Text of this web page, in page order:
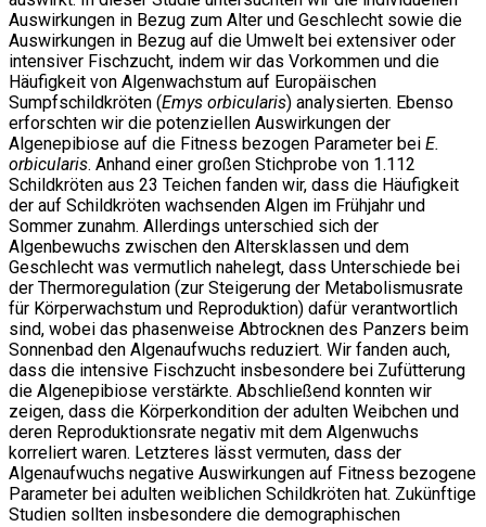
Auswirkungen in Bezug zum Alter und Geschlecht sowie die
Auswirkungen in Bezug auf die Umwelt bei extensiver oder
intensiver Fischzucht, indem wir das Vorkommen und die
Häufigkeit von Algenwachstum auf Europäischen
Sumpfschildkröten (Emys orbicularis) analysierten. Ebenso
erforschten wir die potenziellen Auswirkungen der
Algenepibiose auf die Fitness bezogen Parameter bei E.
orbicularis. Anhand einer großen Stichprobe von 1.112
Schildkröten aus 23 Teichen fanden wir, dass die Häufigkeit
der auf Schildkröten wachsenden Algen im Frühjahr und
Sommer zunahm. Allerdings unterschied sich der
Algenbewuchs zwischen den Altersklassen und dem
Geschlecht was vermutlich nahelegt, dass Unterschiede bei
der Thermoregulation (zur Steigerung der Metabolismusrate
für Körperwachstum und Reproduktion) dafür verantwortlich
sind, wobei das phasenweise Abtrocknen des Panzers beim
Sonnenbad den Algenaufwuchs reduziert. Wir fanden auch,
dass die intensive Fischzucht insbesondere bei Zufütterung
die Algenepibiose verstärkte. Abschließend konnten wir
zeigen, dass die Körperkondition der adulten Weibchen und
deren Reproduktionsrate negativ mit dem Algenwuchs
korreliert waren. Letzteres lässt vermuten, dass der
Algenaufwuchs negative Auswirkungen auf Fitness bezogene
Parameter bei adulten weiblichen Schildkröten hat. Zukünftige
Studien sollten insbesondere die demographischen